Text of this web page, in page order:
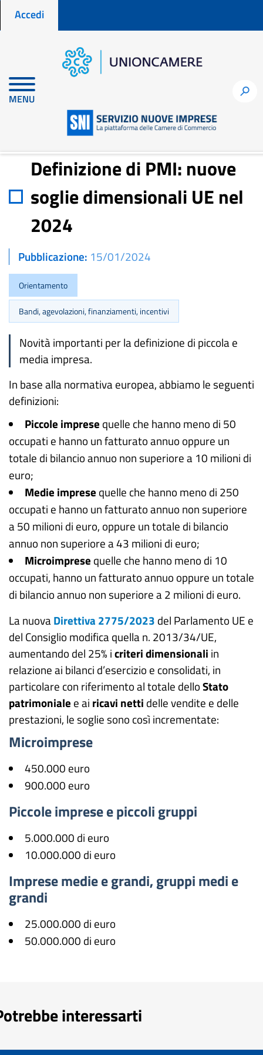
Menu profilo utente
Accedi
MENU
h
Home
Definizione di PMI: nuove soglie dimensionali UE nel 2024
Definizione di PMI: nuove
soglie dimensionali UE nel
2024
Pubblicazione 15/01/2024
Orientamento
Bandi, agevolazioni, finanziamenti, incentivi
Novità importanti per la definizione di piccola e
media impresa.
In base alla normativa europea, abbiamo le seguenti
definizioni:
Piccole imprese quelle che hanno meno di 50
occupati e hanno un fatturato annuo oppure un
totale di bilancio annuo non superiore a 10 milioni di
euro;
Medie imprese quelle che hanno meno di 250
occupati e hanno un fatturato annuo non superiore
a 50 milioni di euro, oppure un totale di bilancio
annuo non superiore a 43 milioni di euro;
Microimprese quelle che hanno meno di 10
occupati, hanno un fatturato annuo oppure un totale
di bilancio annuo non superiore a 2 milioni di euro.
La nuovaDirettiva 2775/2023 del Parlamento UE e
del Consiglio modifica quella n. 2013/34/UE,
aumentando del 25% icriteri dimensionali in
relazione ai bilanci d’esercizio e consolidati, in
particolare con riferimento al totale delloStato
patrimoniale e ai ricavi netti delle vendite e delle
prestazioni, le soglie sono così incrementate:
Microimprese
450.000 euro
900.000 euro
Piccole imprese e piccoli gruppi
5.000.000 di euro
10.000.000 di euro
Imprese medie e grandi, gruppi medi e
grandi
25.000.000 di euro
50.000.000 di euro
interessarti